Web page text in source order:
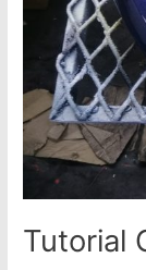
Tutorial